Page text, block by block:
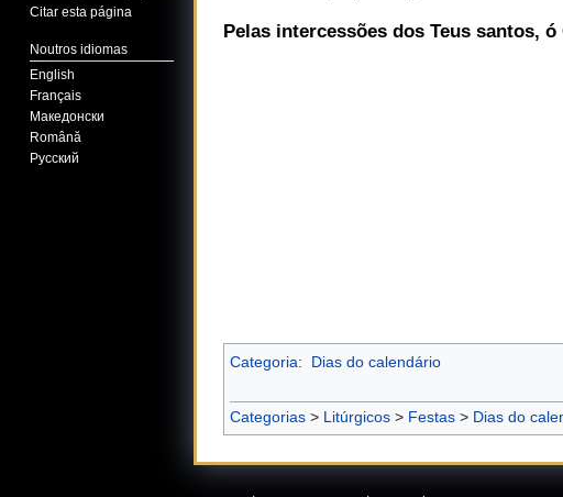
Pelas intercessões dos Teus santos,
Categoria: Dias do calendário
Categorias > Litúrgicos > Festas > Dias do
Citar esta página
Noutros idiomas
English
Français
Македонски
Română
Русский